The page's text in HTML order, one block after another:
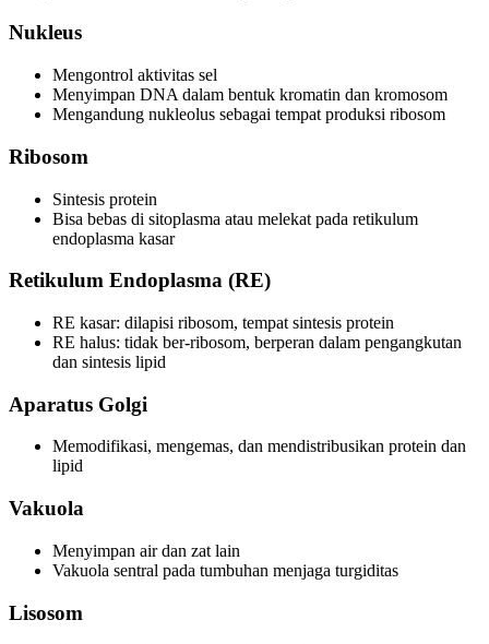
Nukleus
Mengontrol aktivitas sel
Menyimpan DNA dalam bentuk kromatin dan kromosom
Mengandung nukleolus sebagai tempat produksi ribosom
Ribosom
Sintesis protein
Bisa bebas di sitoplasma atau melekat pada retikulum
endoplasma kasar
Retikulum Endoplasma (RE)
RE kasar: dilapisi ribosom, tempat sintesis protein
RE halus: tidak ber-ribosom, berperan dalam pengangkutan
dan sintesis lipid
Aparatus Golgi
Memodifikasi, mengemas, dan mendistribusikan protein dan
lipid
Vakuola
Menyimpan air dan zat lain
Vakuola sentral pada tumbuhan menjaga turgiditas
Lisosom